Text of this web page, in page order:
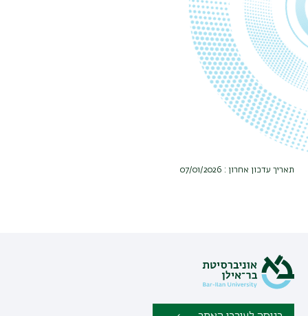
תאריך עדכון אחרון : 07/01/2026